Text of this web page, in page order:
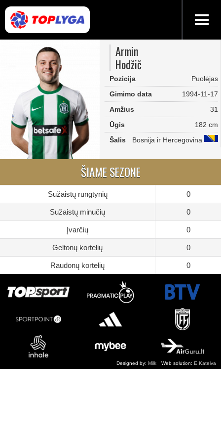
Armin
Hodžič
Pozicija
Puolėjas
Gimimo data
1994-11-17
Amžius
31
Ūgis
182 cm
Šalis
Bosnija ir Hercegovina
ŠIAME SEZONE
Sužaistų rungtynių 0
Sužaistų minučių 0
Įvarčių 0
Geltonų kortelių 0
Raudonų kortelių 0
Web solution: E.Kateiva
Designed by: Milk